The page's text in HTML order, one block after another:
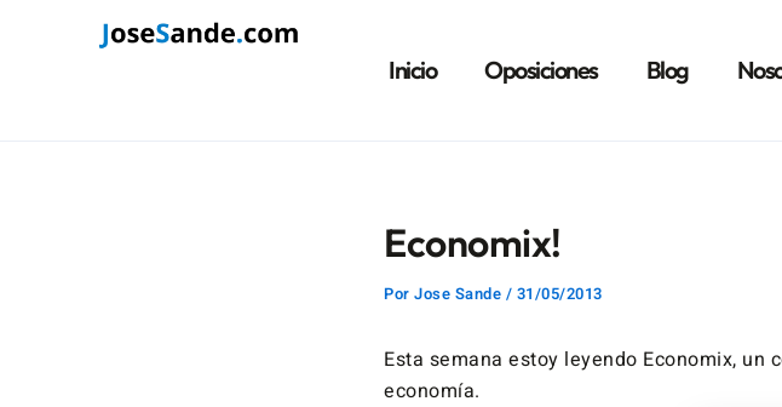
Inicio Oposiciones Blog
Economix!
Por Jose Sande / 31/05/2013
Esta semana estoy leyendo Economix,
economía.
entradas